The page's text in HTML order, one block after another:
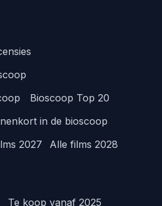
Bioscoop Top 20
in de bioscoop
2027 Alle films 2028
Te koop vanaf 2025